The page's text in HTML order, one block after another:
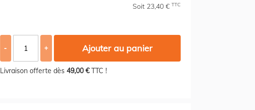
Soit 23,40 € TTC
- + Ajouter au panier
Livraison offerte dès 49,00 €TTC !